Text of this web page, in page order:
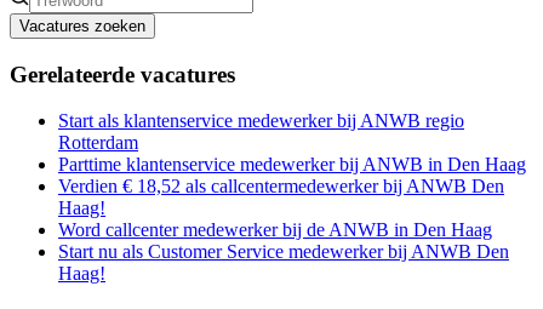
Vacatures zoeken
Gerelateerde vacatures
Start als klantenservice medewerker bij ANWB regio
Rotterdam
Parttime klantenservice medewerker bij ANWB in Den Haag
Verdien € 18,52 als callcentermedewerker bij ANWB Den
Haag!
Word callcenter medewerker bij de ANWB in Den Haag
Start nu als Customer Service medewerker bij ANWB Den
Haag!